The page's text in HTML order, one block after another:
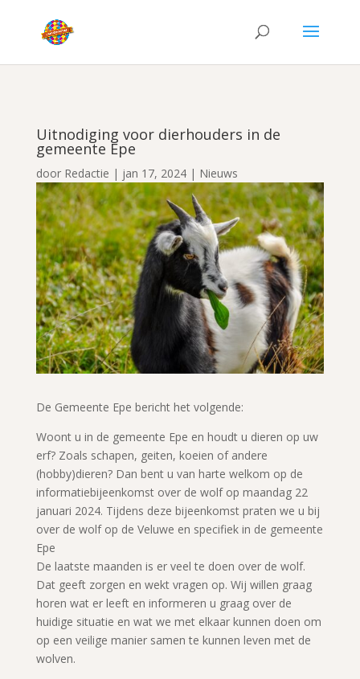
Uitnodiging voor dierhouders in de
gemeente Epe
door Redactie | jan 17, 2024| Nieuws
De Gemeente Epe bericht het volgende:
Woont u in de gemeente Epe en houdt u dieren op uw
erf? Zoals schapen, geiten, koeien of andere
(hobby)dieren? Dan bent u van harte welkom op de
informatiebijeenkomst over de wolf op maandag 22
januari 2024. Tijdens deze bijeenkomst praten we u bij
over de wolf op de Veluwe en specifiek in de gemeente
Epe
De laatste maanden is er veel te doen over de wolf.
Dat geeft zorgen en wekt vragen op. Wij willen graag
horen wat er leeft en informeren u graag over de
huidige situatie en wat we met elkaar kunnen doen om
op een veilige manier samen te kunnen leven met de
wolven.